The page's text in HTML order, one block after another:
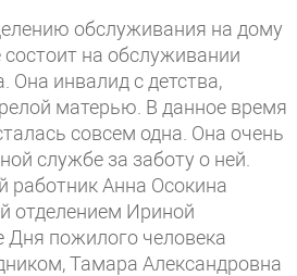
обслуживания на дому
на обслуживании
инвалид с детства,
матерью. В данное время
совсем одна. Она очень
службе за заботу о ней.
работник Анна Осокина
отделением Ириной
Дня пожилого человека
Тамара Александровна